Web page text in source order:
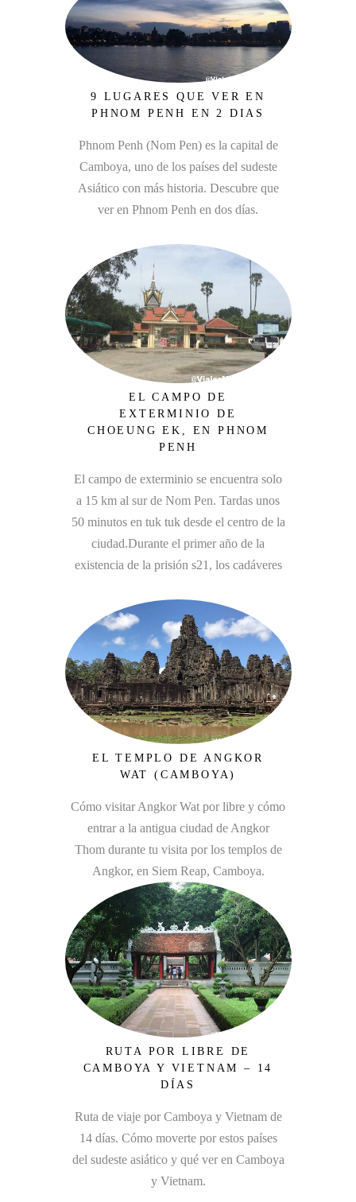
9 LUGARES QUE VER EN
PHNOM PENH EN 2 DIAS
Phnom Penh (Nom Pen) es la capital de
Camboya, uno de los países del sudeste
Asiático con más historia. Descubre que
ver en Phnom Penh en dos días.
EL CAMPO DE
EXTERMINIO DE
CHOEUNG EK, EN PHNOM
PENH
El campo de exterminio se encuentra solo
a 15 km al sur de Nom Pen. Tardas unos
50 minutos en tuk tuk desde el centro de la
ciudad.Durante el primer año de la
existencia de la prisión s21, los cadáveres
EL TEMPLO DE ANGKOR
WAT (CAMBOYA)
Cómo visitar Angkor Wat por libre y cómo
entrar a la antigua ciudad de Angkor
Thom durante tu visita por los templos de
Angkor, en Siem Reap, Camboya.
RUTA POR LIBRE DE
CAMBOYA Y VIETNAM – 14
DÍAS
Ruta de viaje por Camboya y Vietnam de
14 días. Cómo moverte por estos países
del sudeste asiático y qué ver en Camboya
y Vietnam.